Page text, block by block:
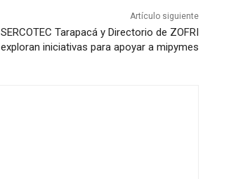
Artículo siguiente
SERCOTEC Tarapacá y Directorio de ZOFRI
exploran iniciativas para apoyar a mipymes